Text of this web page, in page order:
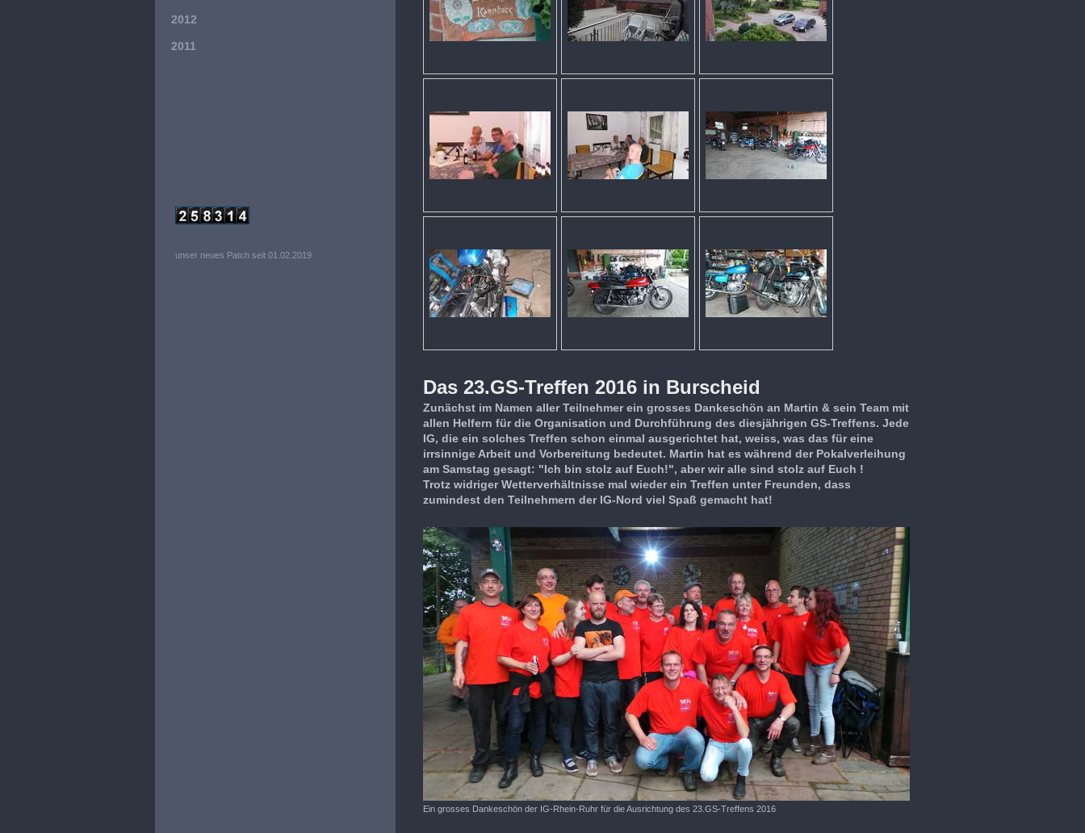
Das 23.GS-Treffen 2016 in Burscheid
Zunächst im Namen aller Teilnehmer ein grosses Dankeschön an Martin & sein Team mit
allen Helfern für die Organisation und Durchführung des diesjährigen GS-Treffens. Jede
IG, die ein solches Treffen schon einmal ausgerichtet hat, weiss, was das für eine
irrsinnige Arbeit und Vorbereitung bedeutet. Martin hat es während der Pokalverleihung
am Samstag gesagt: "Ich bin stolz auf Euch!", aber wir alle sind stolz auf Euch !
Trotz widriger Wetterverhältnisse mal wieder ein Treffen unter Freunden, dass
zumindest den Teilnehmern der IG-Nord viel Spaß gemacht hat!
Ein grosses Dankeschön der IG-Rhein-Ruhr für die Ausrichtung des 23.GS-Treffens 2016
2012
2011
unser neues Patch seit 01.02.2019